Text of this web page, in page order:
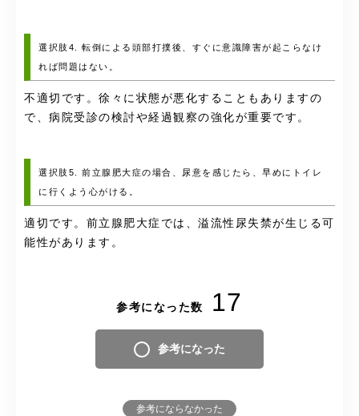
選択肢4. 転倒による頭部打撲後、すぐに意識障害が起こらなけ
れば問題はない。
不適切です。徐々に状態が悪化することもありますの
で、病院受診の検討や経過観察の強化が重要です。
選択肢5. 前立腺肥大症の場合、尿意を感じたら、早めにトイレ
に行くよう心がける。
適切です。前立腺肥大症では、溢流性尿失禁が生じる可
能性があります。
参考になった数 17
参考になった
参考にならなかった